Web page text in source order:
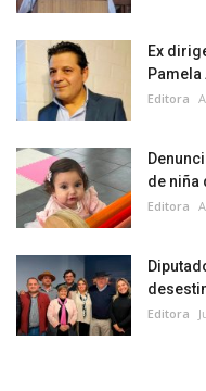
Ex
Pamela
Editora
de niña
Editora
Editora